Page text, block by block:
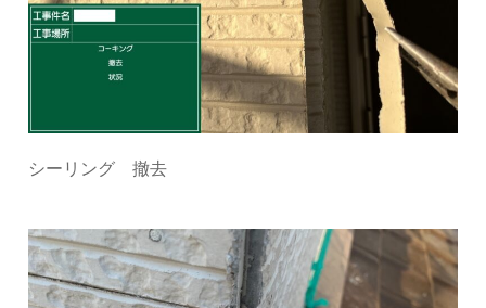
シーリング 撤去